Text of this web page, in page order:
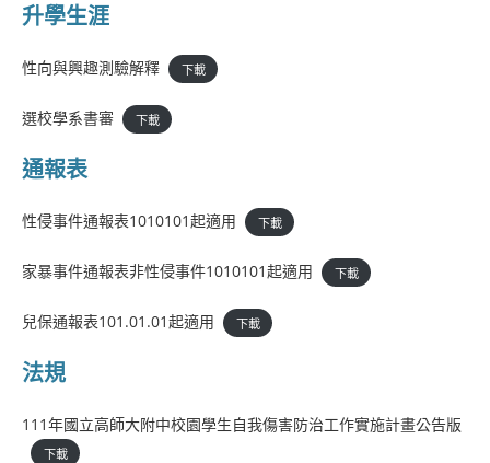
升學生涯
性向與興趣測驗解釋 下載
選校學系書審 下載
通報表
性侵事件通報表1010101起適用 下載
家暴事件通報表非性侵事件1010101起適用 下載
兒保通報表101.01.01起適用 下載
法規
111年國立高師大附中校園學生自我傷害防治工作實施計畫公告版
下載